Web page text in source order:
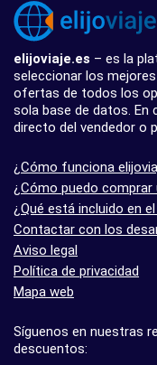
elijoviaje.es – es la
seleccionar los
ofertas de todos los
sola base de datos.
directo del vendedor o
¿Cómo funciona
¿Cómo puedo comprar
¿Qué está incluido en el
Contactar con los
Aviso legal
Política de privacidad
Mapa web
Síguenos en nuestras
descuentos: